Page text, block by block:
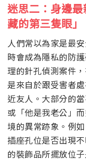
迷思二：身邊
藏的第三隻眼」
人們常以為家是最
時會成為隱私的防
理的針孔偵測案件
是來自於跟受害者
近友人。大部分的
或「他是我老公」
境的異常跡象。例
插座孔位是否出現
的裝飾品所擺放位